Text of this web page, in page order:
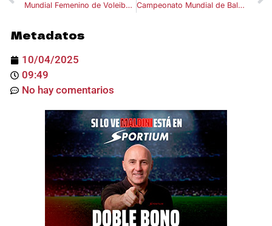
Mundial Femenino de Voleibol 2025 Campeonato Mundial de Balonmano Club Men Men’s 2025 IHF Egipto
Metadatos
10/04/2025
09:49
No hay comentarios